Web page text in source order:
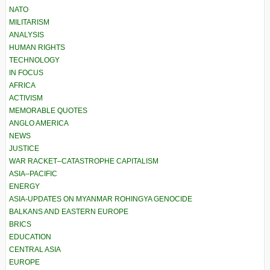
NATO
MILITARISM
ANALYSIS
HUMAN RIGHTS
TECHNOLOGY
IN FOCUS
AFRICA
ACTIVISM
MEMORABLE QUOTES
ANGLO AMERICA
NEWS
JUSTICE
WAR RACKET–CATASTROPHE CAPITALISM
ASIA–PACIFIC
ENERGY
ASIA-UPDATES ON MYANMAR ROHINGYA GENOCIDE
BALKANS AND EASTERN EUROPE
BRICS
EDUCATION
CENTRAL ASIA
EUROPE